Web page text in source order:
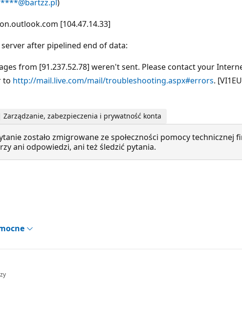
)
[104.47.14.33]
after pipelined end of data:
from [91.237.52.78] weren't sent. Please contact your
to http://mail.live.com/mail/troubleshooting.aspx#errors.
zabezpieczenia i prywatność konta
zostało zmigrowane ze społeczności pomocy
ani odpowiedzi, ani też śledzić pytania.